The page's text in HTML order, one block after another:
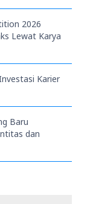
2026
Lewat Karya
Karier
Baru
dan